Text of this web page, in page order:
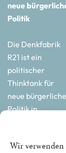
Wir verwenden
neue
Politik
Die Denkfabrik
R21 ist ein
politischer
Thinktank für
neue bürgerliche
Politik in